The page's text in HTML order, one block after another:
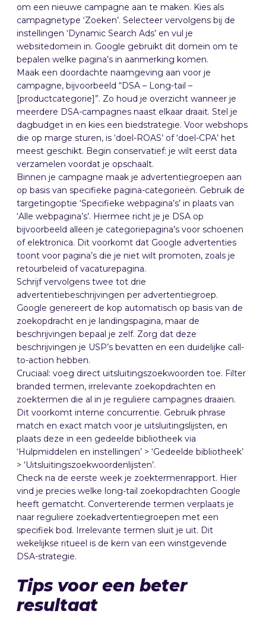
om een nieuwe campagne aan te maken. Kies als
campagnetype ‘Zoeken’. Selecteer vervolgens bij de
instellingen ‘Dynamic Search Ads’ en vul je
websitedomein in. Google gebruikt dit domein om te
bepalen welke pagina’s in aanmerking komen.
Maak een doordachte naamgeving aan voor je
campagne, bijvoorbeeld “DSA – Long-tail –
[productcategorie]”. Zo houd je overzicht wanneer je
meerdere DSA-campagnes naast elkaar draait. Stel je
dagbudget in en kies een biedstrategie. Voor webshops
die op marge sturen, is ‘doel-ROAS’ of ‘doel-CPA’ het
meest geschikt. Begin conservatief: je wilt eerst data
verzamelen voordat je opschaalt.
Binnen je campagne maak je advertentiegroepen aan
op basis van specifieke pagina-categorieën. Gebruik de
targetingoptie ‘Specifieke webpagina’s’ in plaats van
‘Alle webpagina’s’. Hiermee richt je je DSA op
bijvoorbeeld alleen je categoriepagina’s voor schoenen
of elektronica. Dit voorkomt dat Google advertenties
toont voor pagina’s die je niet wilt promoten, zoals je
retourbeleid of vacaturepagina.
Schrijf vervolgens twee tot drie
advertentiebeschrijvingen per advertentiegroep.
Google genereert de kop automatisch op basis van de
zoekopdracht en je landingspagina, maar de
beschrijvingen bepaal je zelf. Zorg dat deze
beschrijvingen je USP’s bevatten en een duidelijke call-
to-action hebben.
Cruciaal: voeg direct uitsluitingszoekwoorden toe. Filter
branded termen, irrelevante zoekopdrachten en
zoektermen die al in je reguliere campagnes draaien.
Dit voorkomt interne concurrentie. Gebruik phrase
match en exact match voor je uitsluitingslijsten, en
plaats deze in een gedeelde bibliotheek via
‘Hulpmiddelen en instellingen’ > ‘Gedeelde bibliotheek’
> ‘Uitsluitingszoekwoordenlijsten’.
Check na de eerste week je zoektermenrapport. Hier
vind je precies welke long-tail zoekopdrachten Google
heeft gematcht. Converterende termen verplaats je
naar reguliere zoekadvertentiegroepen met een
specifiek bod. Irrelevante termen sluit je uit. Dit
wekelijkse ritueel is de kern van een winstgevende
DSA-strategie.
Tips voor een beter
resultaat